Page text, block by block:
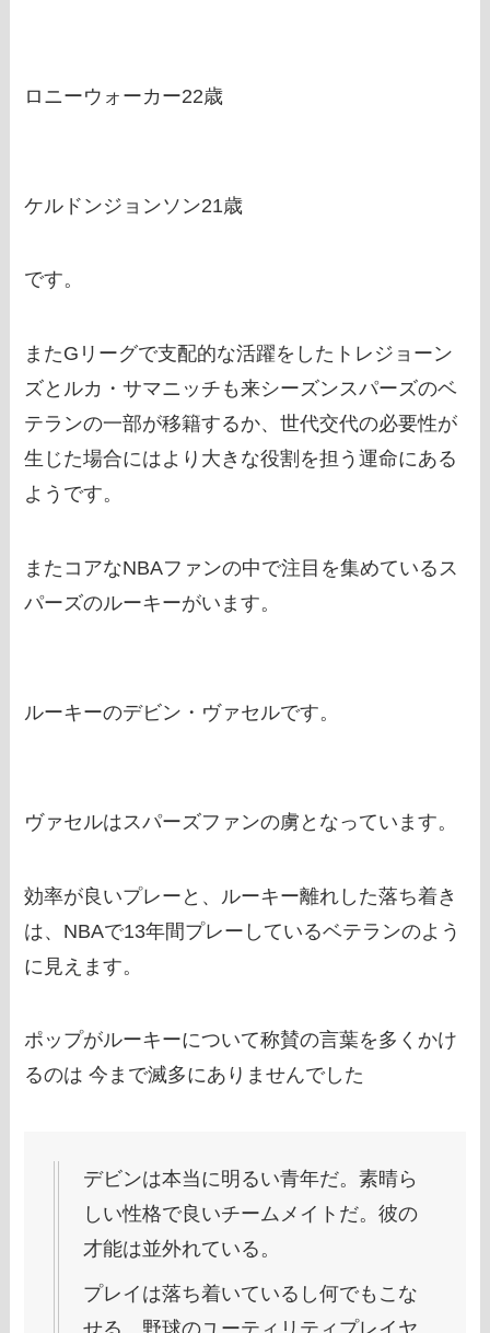
ロニーウォーカー22歳
ケルドンジョンソン21歳
です。
またGリーグで支配的な活躍をしたトレジョーン
ズとルカ・サマニッチも来シーズンスパーズのベ
テランの一部が移籍するか、世代交代の必要性が
生じた場合にはより大きな役割を担う運命にある
ようです。
またコアなNBAファンの中で注目を集めているス
パーズのルーキーがいます。
ルーキーのデビン・ヴァセルです。
ヴァセルはスパーズファンの虜となっています。
効率が良いプレーと、ルーキー離れした落ち着き
は、NBAで13年間プレーしているベテランのよう
に見えます。
ポップがルーキーについて称賛の言葉を多くかけ
るのは 今まで滅多にありませんでした
デビンは本当に明るい青年だ。素晴ら
しい性格で良いチームメイトだ。彼の
才能は並外れている。
プレイは落ち着いているし何でもこな